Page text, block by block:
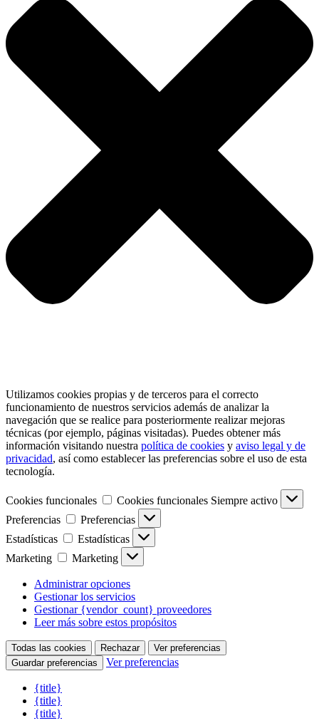
Utilizamos cookies propias y de terceros para el correcto
funcionamiento de nuestros servicios además de analizar la
navegación que se realice para posteriormente realizar mejoras
técnicas (por ejemplo, páginas visitadas). Puedes obtener más
información visitando nuestra política de cookies y aviso legal y de
privacidad, así como establecer las preferencias sobre el uso de esta
tecnología.
Cookies funcionales Cookies funcionales Siempre activo
Preferencias
Preferencias
Estadísticas
Estadísticas
Marketing
Marketing
Administrar opciones
Gestionar los servicios
Gestionar {vendor_count} proveedores
Leer más sobre estos propósitos
Todas las cookies Rechazar
Ver preferencias
Guardar preferencias
Ver preferencias
{title}
{title}
{title}